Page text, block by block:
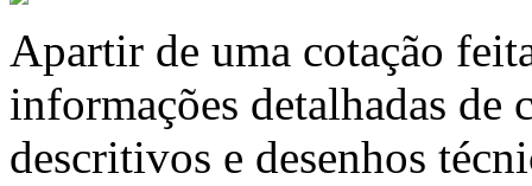
Apartir de uma cotação
informações detalhadas de
descritivos e desenhos